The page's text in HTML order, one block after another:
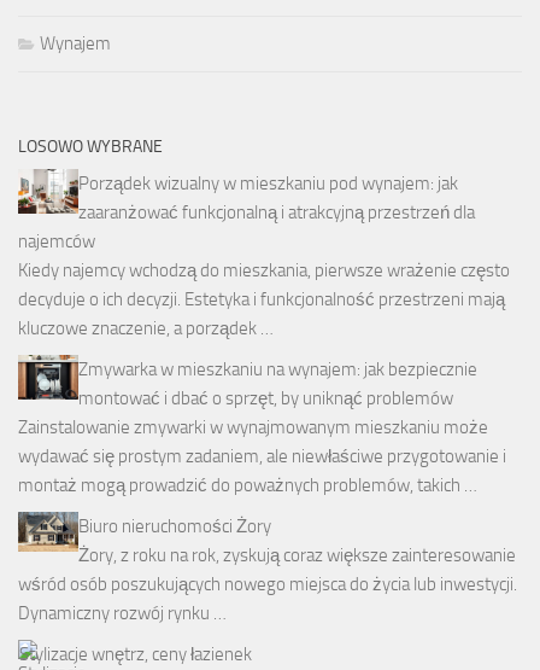
Wynajem
LOSOWO WYBRANE
Porządek wizualny w mieszkaniu pod wynajem: jak
zaaranżować funkcjonalną i atrakcyjną przestrzeń dla
najemców
Kiedy najemcy wchodzą do mieszkania, pierwsze wrażenie często
decyduje o ich decyzji. Estetyka i funkcjonalność przestrzeni mają
kluczowe znaczenie, a porządek …
Zmywarka w mieszkaniu na wynajem: jak bezpiecznie
montować i dbać o sprzęt, by uniknąć problemów
Zainstalowanie zmywarki w wynajmowanym mieszkaniu może
wydawać się prostym zadaniem, ale niewłaściwe przygotowanie i
montaż mogą prowadzić do poważnych problemów, takich …
Biuro nieruchomości Żory
Żory, z roku na rok, zyskują coraz większe zainteresowanie
wśród osób poszukujących nowego miejsca do życia lub inwestycji.
Dynamiczny rozwój rynku …
Stylizacje wnętrz, ceny łazienek